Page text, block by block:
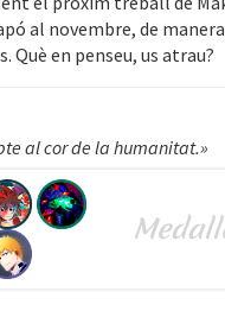
al novembre, de
Què en penseu, us atrau?
al cor de la humanitat.»